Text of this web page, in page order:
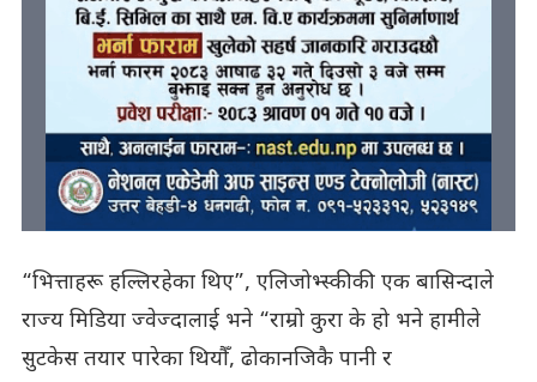
“भित्ताहरू हल्लिरहेका थिए”, एलिजोभ्स्कीकी एक बासिन्दाले
राज्य मिडिया ज्वेज्दालाई भने “राम्रो कुरा के हो भने हामीले
सुटकेस तयार पारेका थियौँ, ढोकानजिकै पानी र